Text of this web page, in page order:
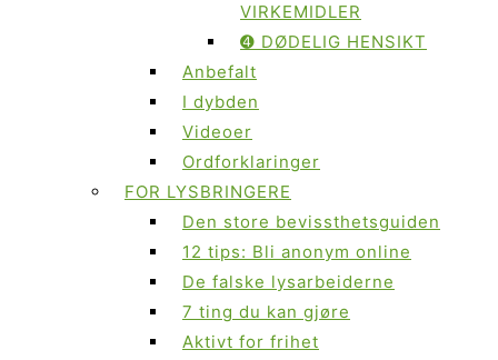
VIRKEMIDLER
➍ DØDELIG HENSIKT
Anbefalt
I dybden
Videoer
Ordforklaringer
FOR LYSBRINGERE
Den store bevissthetsguiden
12 tips: Bli anonym online
De falske lysarbeiderne
7 ting du kan gjøre
Aktivt for frihet